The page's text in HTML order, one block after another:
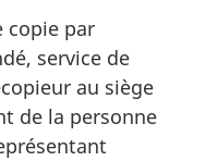
copie par
service de
au siège
de la personne